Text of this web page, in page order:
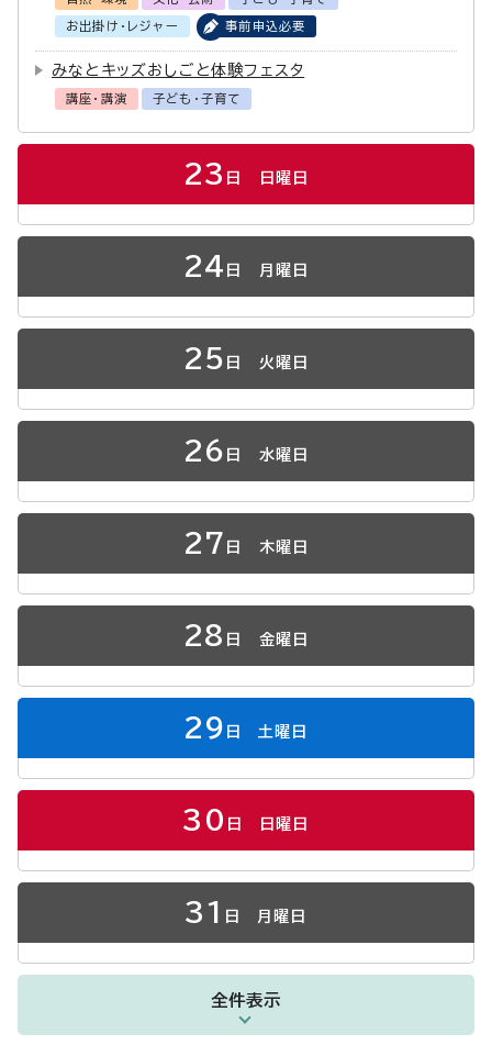
お出掛け・レジャー 事前申込必要
みなとキッズおしごと体験フェスタ
講座・講演 子ども・子育て
23 日 日曜日
24 日 月曜日
25 日 火曜日
26 日 水曜日
27 日 木曜日
28 日 金曜日
29 日 土曜日
30 日 日曜日
31 日 月曜日
全件表示